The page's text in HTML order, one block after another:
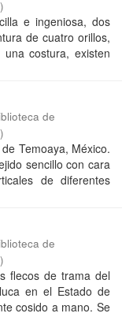
)
e ingeniosa, dos
de cuatro orillos,
costura, existen
de
)
Temoaya, México.
sencillo con cara
de diferentes
de
)
flecos de trama del
en el Estado de
cosido a mano. Se